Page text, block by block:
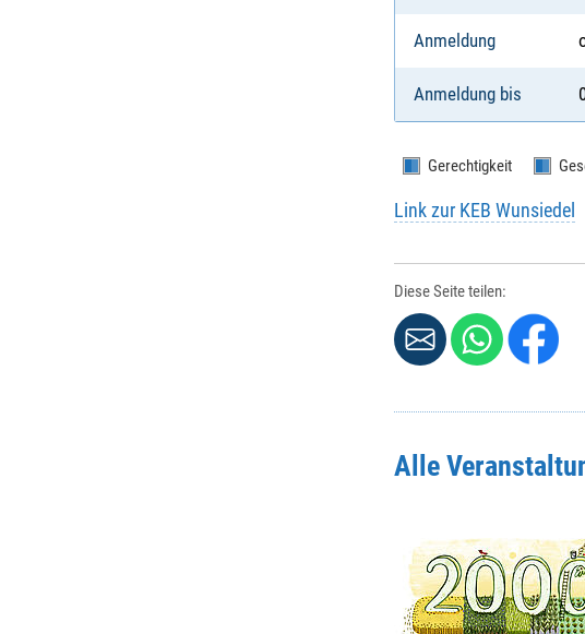
Anmeldung
Anmeldung bis
Gerechtigkeit
Link zur KEB Wunsiedel
Diese Seite teilen:
Alle